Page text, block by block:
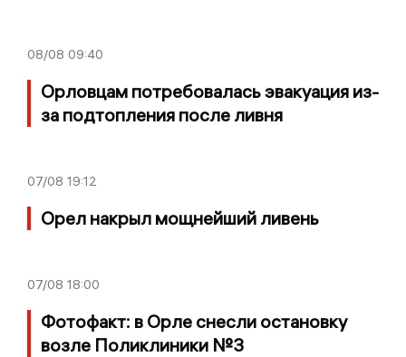
08/08 09:40
Орловцам потребовалась эвакуация из-
за подтопления после ливня
07/08 19:12
Орел накрыл мощнейший ливень
07/08 18:00
Фотофакт: в Орле снесли остановку
возле Поликлиники №3